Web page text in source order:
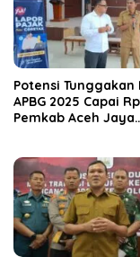
Potensi Tunggakan
APBG 2025 Capai
Pemkab Aceh Jaya